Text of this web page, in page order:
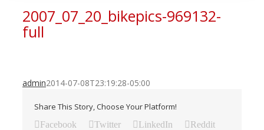
2007_07_20_bikepics-969132-
full
admin2014-07-08T23:19:28-05:00
Share This Story, Choose Your Platform!
Facebook Twitter LinkedIn
Reddit